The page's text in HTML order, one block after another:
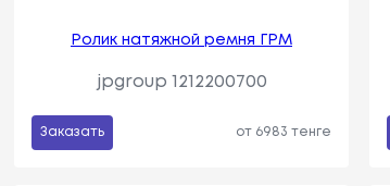
Ролик натяжной ремня ГРМ
jpgroup 1212200700
Заказать от 6983 тенге